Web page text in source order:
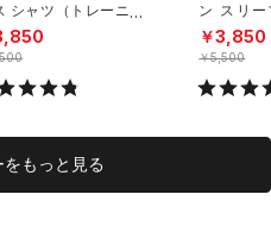
シャツ（トレーニン
）
ン スリ
（トレー
￥3,850
￥5,500
もっと見る